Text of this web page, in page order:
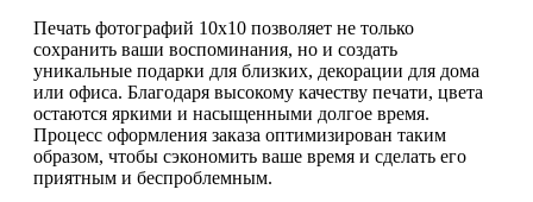
Печать фотографий 10х10 позволяет не только
сохранить ваши воспоминания, но и создать
уникальные подарки для близких, декорации для дома
или офиса. Благодаря высокому качеству печати, цвета
остаются яркими и насыщенными долгое время.
Процесс оформления заказа оптимизирован таким
образом, чтобы сэкономить ваше время и сделать его
приятным и беспроблемным.